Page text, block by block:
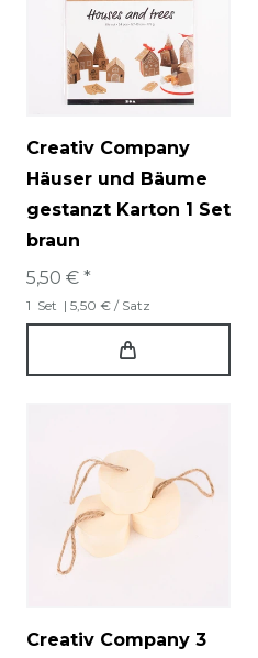
Creativ Company
Häuser und Bäume
gestanzt Karton 1 Set
braun
5,50 € *
1 Set | 5,50 € / Satz
Creativ Company 3